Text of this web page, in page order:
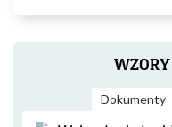
Dokumenty